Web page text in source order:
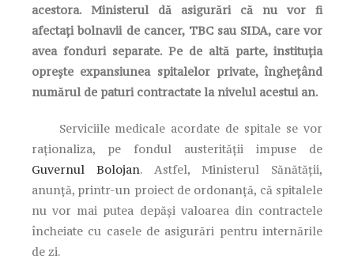
acestora. Ministerul dă asigurări că nu vor fi
afectați bolnavii de cancer, TBC sau SIDA, care vor
avea fonduri separate. Pe de altă parte, instituția
oprește expansiunea spitalelor private, înghețând
numărul de paturi contractate la nivelul acestui an.
Serviciile medicale acordate de spitale se vor
raționaliza, pe fondul austerității impuse de
Guvernul Bolojan. Astfel, Ministerul Sănătății,
anunță, printr-un proiect de ordonanță, că spitalele
nu vor mai putea depăși valoarea din contractele
încheiate cu casele de asigurări pentru internările
de zi.